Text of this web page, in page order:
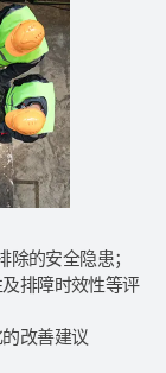
的安全隐患；
排障时效性等评
改善建议